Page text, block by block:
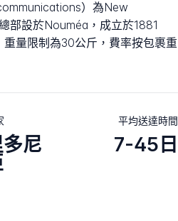
）為New
部設於Nouméa，成立於1881
量限制為30公斤，費率按包裹重
尼
平均送達時間
7-45日